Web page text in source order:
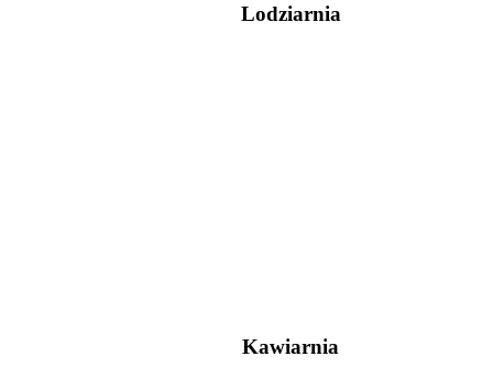
Lodziarnia
Kawiarnia